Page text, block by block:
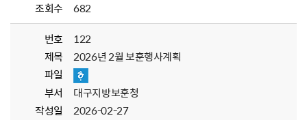
조회수
682
번호
122
제목
2026년 2월 보훈행사계획
파일
부서
대구지방보훈청
작성일
2026-02-27